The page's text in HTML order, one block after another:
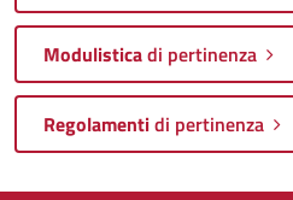
Modulisticadi pertinenza
Regolamentidi pertinenza